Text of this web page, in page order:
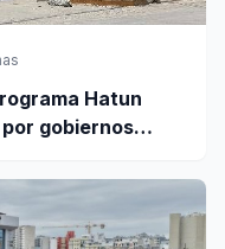
Hatun
gobiernos